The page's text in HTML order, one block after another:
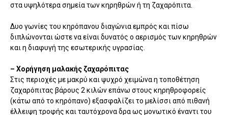
στα υψηλότερα σημεία των κηρηθρών ή τη ζαχαρόπιτα.
Δυο γωνίες του κηρόπανου διαγώνια εμπρός και πίσω
διπλώνονται ώστε να είναι δυνατός ο αερισμός των κηρηθρών
και η διαφυγή της εσωτερικής υγρασίας.
– Χορήγηση μαλακής ζαχαρόπιτας
Στις περιοχές με μακρύ και ψυχρό χειμώνα η τοποθέτηση
ζαχαρόπιτας βάρους 2 κιλών επάνω στους κηρηθροφορείς
(κάτω από το κηρόπανο) εξασφαλίζει το μελίσσι από πιθανή
έλλειψη τροφής και ταυτόχρονα δρα ως μονωτικό έναντι του